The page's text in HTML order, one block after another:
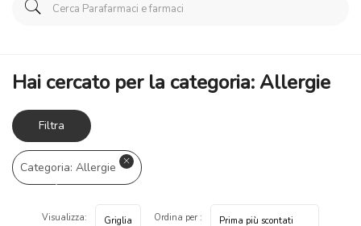
Home Categorie Farmaci Allergie
Hai cercato per la categoria: Allergie
Filtra
Categoria: Allergie
Visualizza: Ordina per :